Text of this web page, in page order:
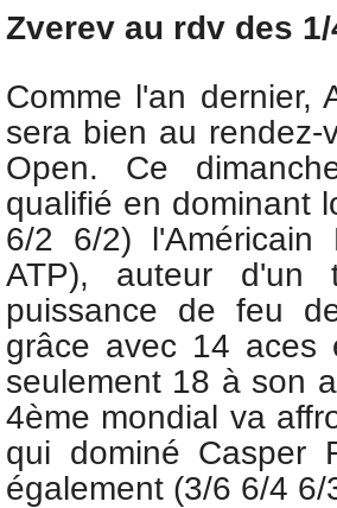
Zverev au rdv des
Comme l'an dernier,
sera bien au
Open. Ce
qualifié en dominant
6/2 6/2) l'Américain
ATP), auteur d'un
puissance de feu
grâce avec 14 aces
seulement 18 à son
4ème mondial va
qui dominé Casper
également (3/6 6/4 6/